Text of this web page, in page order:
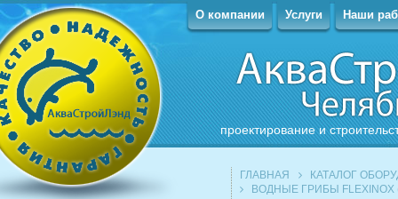
проектирование и
О компании Услуги Наши
ГЛАВНАЯ
КАТАЛОГ
ВОДНЫЕ ГРИБЫ